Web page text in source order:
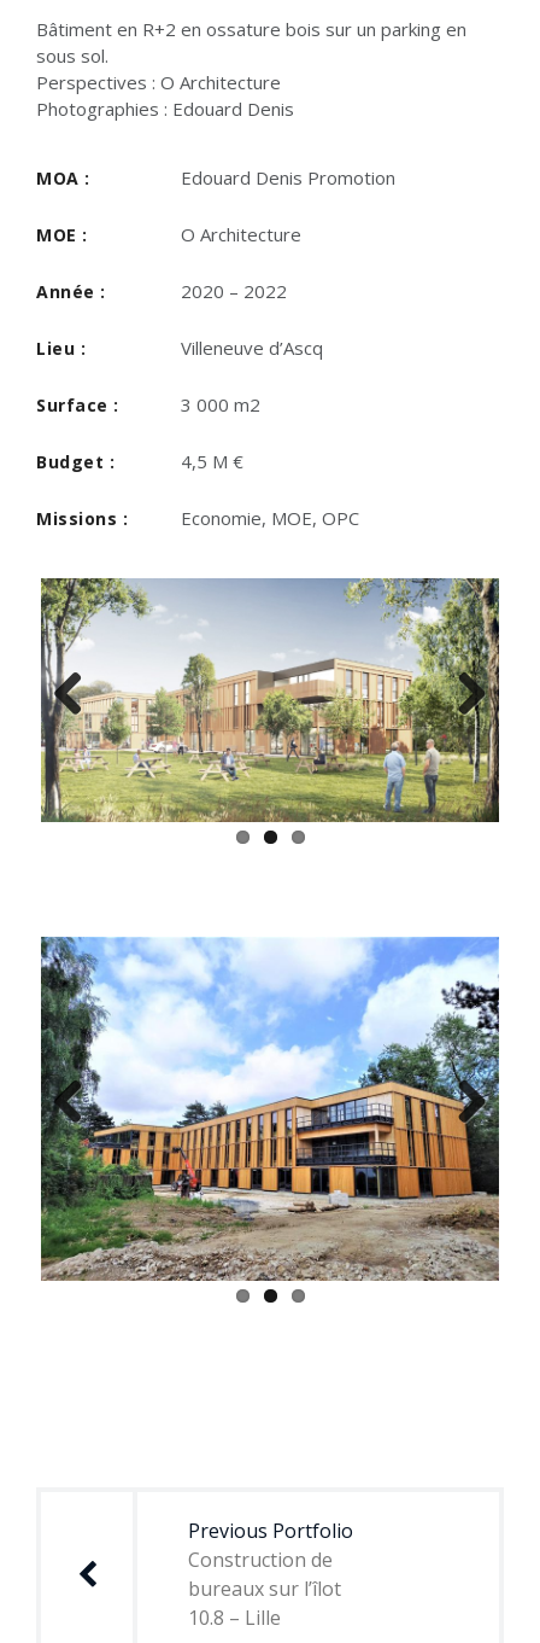
Bâtiment en R+2 en ossature bois sur un parking en
sous sol.
Perspectives : O Architecture
Photographies : Edouard Denis
MOA : Edouard Denis Promotion
MOE : O Architecture
Année : 2020 – 2022
Lieu : Villeneuve d’Ascq
Surface : 3 000 m2
Budget : 4,5 M €
Missions : Economie, MOE, OPC
Previous Next
Previous Next
l’article
Previous Portfolio
Construction de
bureaux sur l’îlot
10.8 – Lille